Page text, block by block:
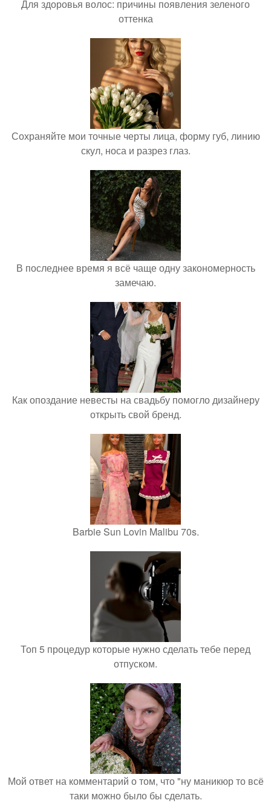
Для здоровья волос: причины появления зеленого
оттенка
Сохраняйте мои точные черты лица, форму губ, линию
скул, носа и разрез глаз.
В последнее время я всё чаще одну закономерность
замечаю.
Как опоздание невесты на свадьбу помогло дизайнеру
открыть свой бренд.
Barbie Sun Lovin Malibu 70s.
Топ 5 процедур которые нужно сделать тебе перед
отпуском.
Мой ответ на комментарий о том, что "ну маникюр то всё
таки можно было бы сделать.